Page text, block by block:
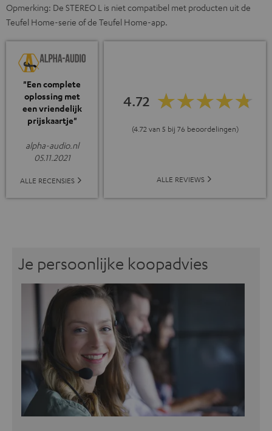
Opmerking: De STEREO L is niet compatibel met producten uit de
Teufel Home-serie of de Teufel Home-app.
"Een complete
oplossing met
een vriendelijk
prijskaartje"
alpha-audio.nl
05.11.2021
ALLE RECENSIES
4.72
(4.72 van 5 bij 76 beoordelingen)
ALLE REVIEWS
Je persoonlijke koopadvies